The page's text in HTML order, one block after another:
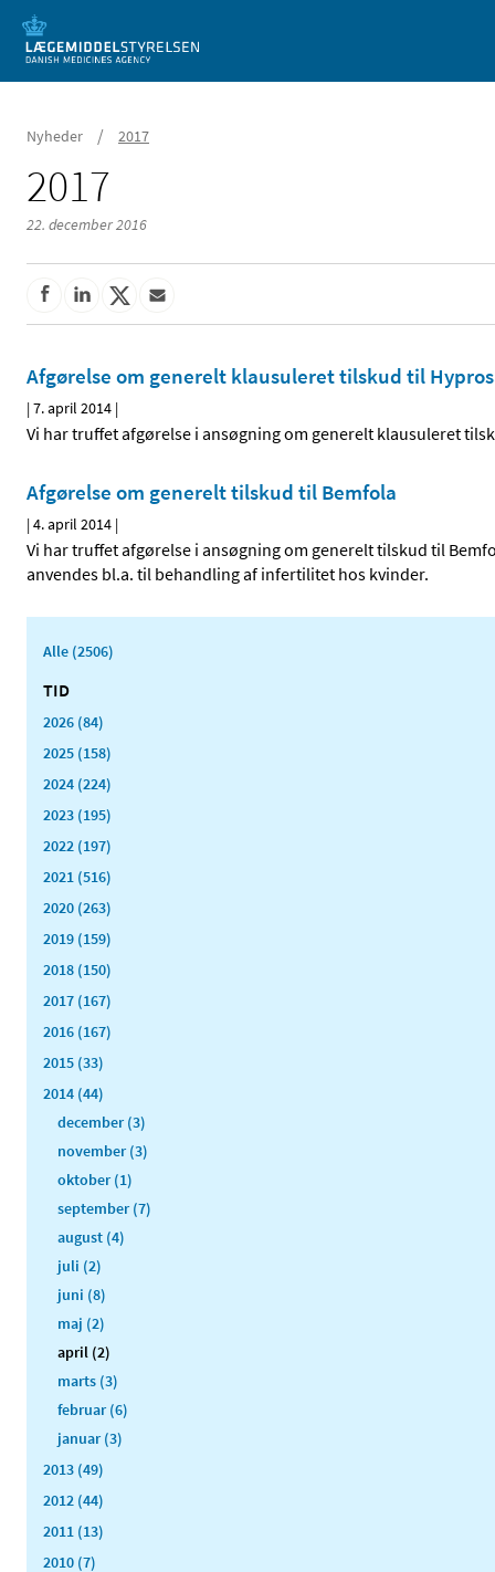
Mobil visning
Nyheder / 2017
2017
22. december 2016
Afgørelse om generelt klausuleret tilskud til
|7. april 2014 |
Vi har truffet afgørelse i ansøgning om generelt klausuleret
Afgørelse om generelt tilskud til Bemfola
|4. april 2014 |
Vi har truffet afgørelse i ansøgning om generelt tilskud til
anvendes bl.a. til behandling af infertilitet hos kvinder.
Alle (2506)
TID
2026 (84)
2025 (158)
2024 (224)
2023 (195)
2022 (197)
2021 (516)
2020 (263)
2019 (159)
2018 (150)
2017 (167)
2016 (167)
2015 (33)
2014 (44)
december (3)
november (3)
oktober (1)
september (7)
august (4)
juli (2)
juni (8)
maj (2)
april (2)
marts (3)
februar (6)
januar (3)
2013 (49)
2012 (44)
2011 (13)
2010 (7)